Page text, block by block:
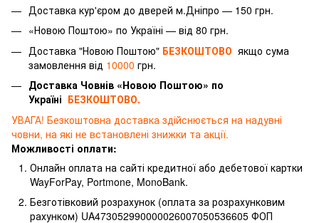
Доставка кур'єром до дверей м.Дніпро — 150 грн.
«Новою Поштою» по Україні — від 80 грн.
Доставка "Новою Поштою" БЕЗКОШТОВО якщо сума
замовлення від 10000 грн.
Доставка Човнів «Новою Поштою» по
Україні БЕЗКОШТОВО.
УВАГА! Безкоштовна доставка здійснюється на надувні
човни, на які не встановлені знижки та акції.
Можливості оплати:
Онлайн оплата на сайті кредитної або дебетової картки
WayForPay, Portmone, MonoBank.
Безготівковий розрахунок (оплата за розрахунковим
рахунком) UA473052990000026007050536605 ФОП